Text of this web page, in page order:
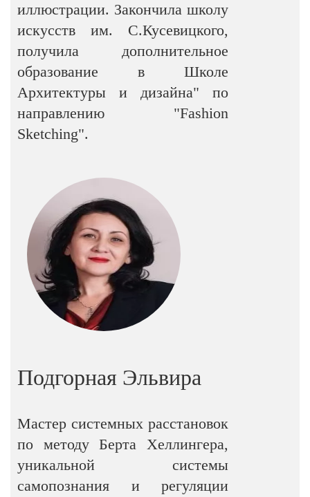
иллюстрации. Закончила школу
искусств им. С.Кусевицкого,
получила дополнительное
образование в Школе
Архитектуры и дизайна" по
направлению "Fashion
Sketching".
Подгорная Эльвира
Мастер системных расстановок
по методу Берта Хеллингера,
уникальной системы
самопознания и регуляции